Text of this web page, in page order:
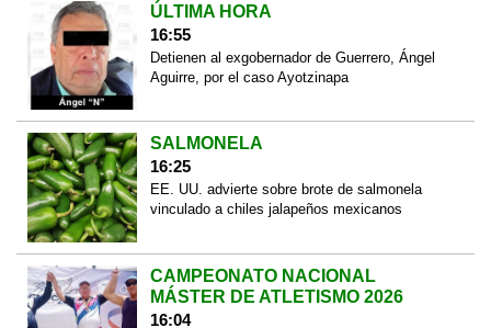
ÚLTIMA HORA
16:55
Detienen al exgobernador de Guerrero, Ángel
Aguirre, por el caso Ayotzinapa
SALMONELA
16:25
EE. UU. advierte sobre brote de salmonela
vinculado a chiles jalapeños mexicanos
CAMPEONATO NACIONAL
MÁSTER DE ATLETISMO 2026
16:04